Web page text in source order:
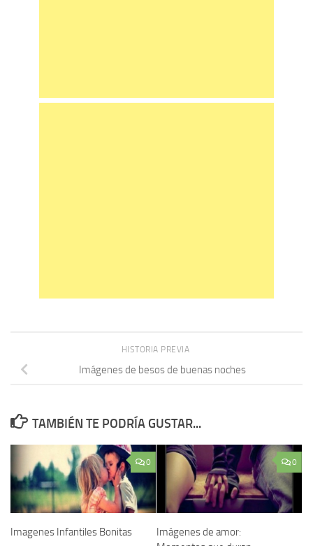
HISTORIA PREVIA
Imágenes de besos de buenas noches
TAMBIÉN TE PODRÍA GUSTAR...
0
Imagenes Infantiles Bonitas
0
Imágenes de amor: